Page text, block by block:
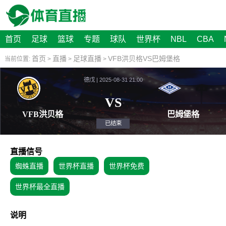
首页 足球 篮球 专题 球队 世界杯 NBL CBA
当前位置: 首页 > 直播> 足球直播> VFB洪贝格VS巴姆堡格
德戊 | 2025-08-31 21:00
VS
直播信号
蜘蛛直播 世界杯直播 世界杯免费
世界杯最全直播
说明